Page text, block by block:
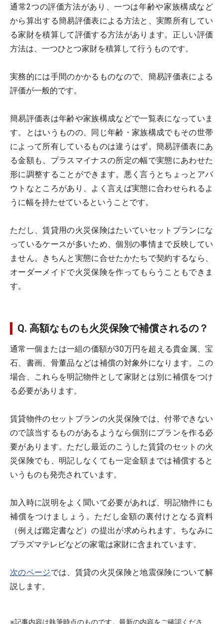
通常2つの評価方法があり、一つは年齢や家族構成など
から算出する簡易評価表による方法と、実際所有してい
る家財を積算して評価する方法があります。正しい評価
方法は、一つひとつ家財を積算して行うものです。
実務的には手間のかかるものなので、簡易評価表による
評価が一般的です。
簡易評価表は年齢や家族構成などで一覧表になっていま
す。とはいうものの、同じ年齢・家族構成でもその世帯
によって所有しているものは違うはず。簡易評価表にあ
る金額も、プラスマイナスの所定の幅で実態にあわせた
形に調整することができます。悪く言うとちょっとアバ
ウトなところがあり、よく言えば実態に合わせられるよ
うに幅を持たせているということです。
ただし、賃貸用の火災保険はたいていセットプランにな
っているケースが多いため、個別の事情まで反映してい
ません。きちんと実態に合せたかたちで契約するなら、
オーダーメイドで火災保険を作ってもらうこともできま
す。
Q. 高額なものも火災保険で補償されるの？
通常一個または一組の価額が30万円を超える貴金属、宝
石、書画、骨董品などは補償の対象外になります。この
場合、これらを明記物件として家財とは別に補償をつけ
る必要があります。
賃貸物件のセットプランの火災保険では、付帯できない
ので該当するものがあるようなら個別にプランを作る必
要があります。ただし最近のこうした賃貸のセットの火
災保険でも、明記しなくても一定金額までは補償すると
いうものも発売されています。
加入時に説明をよく聞いて必要があれば、明記物件にも
補償をつけましょう。ただし金額の裏付けとなる資料
（例えば鑑定書など）の提出が求められます。ちなみに
プラズマテレビなどの家電は家財に含まれています。
次のページでは、賃貸の火災保険と地震保険について解
説します。
※記事内容は執筆時点のものです。最新の内容をご確認くださ